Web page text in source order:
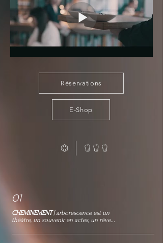
Réservations
E-Shop
01
CHEMINEMENT| arborescence est un
théâtre, un souvenir en actes, un rêve...